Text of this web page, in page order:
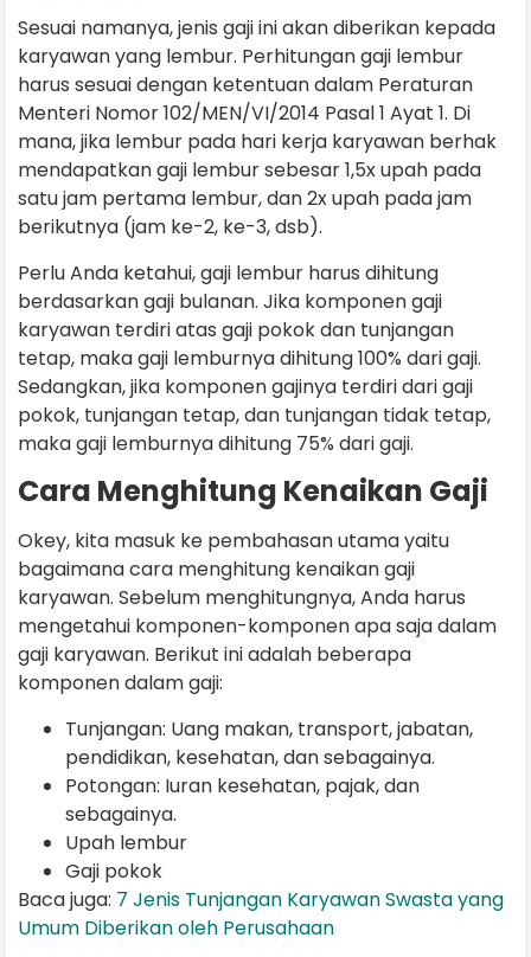
Sesuai namanya, jenis gaji ini akan diberikan kepada
karyawan yang lembur. Perhitungan gaji lembur
harus sesuai dengan ketentuan dalam Peraturan
Menteri Nomor 102/MEN/VI/2014 Pasal 1 Ayat 1. Di
mana, jika lembur pada hari kerja karyawan berhak
mendapatkan gaji lembur sebesar 1,5x upah pada
satu jam pertama lembur, dan 2x upah pada jam
berikutnya (jam ke-2, ke-3, dsb).
Perlu Anda ketahui, gaji lembur harus dihitung
berdasarkan gaji bulanan. Jika komponen gaji
karyawan terdiri atas gaji pokok dan tunjangan
tetap, maka gaji lemburnya dihitung 100% dari gaji.
Sedangkan, jika komponen gajinya terdiri dari gaji
pokok, tunjangan tetap, dan tunjangan tidak tetap,
maka gaji lemburnya dihitung 75% dari gaji.
Cara Menghitung Kenaikan Gaji
Okey, kita masuk ke pembahasan utama yaitu
bagaimana cara menghitung kenaikan gaji
karyawan. Sebelum menghitungnya, Anda harus
mengetahui komponen-komponen apa saja dalam
gaji karyawan. Berikut ini adalah beberapa
komponen dalam gaji:
Tunjangan: Uang makan, transport, jabatan,
pendidikan, kesehatan, dan sebagainya.
Potongan: Iuran kesehatan, pajak, dan
sebagainya.
Upah lembur
Gaji pokok
Baca juga: 7 Jenis Tunjangan Karyawan Swasta yang
Umum Diberikan oleh Perusahaan